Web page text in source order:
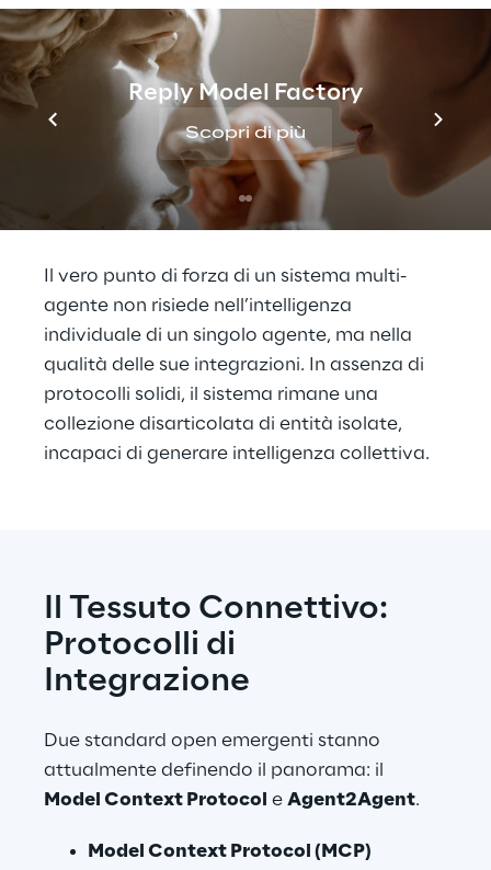
Reply Model Factory
Scopri di più
Un sistema multi-agente concepito in
questo modo è più di una semplice
aggregazione di entità indipendenti: è un
ecosistema integrato in cui cooperazione,
negoziazione, comunicazione e
apprendimento collettivo consentono di
affrontare problemi complessi e dinamici.
Il vero punto di forza di un sistema multi-
agente non risiede nell’intelligenza
individuale di un singolo agente, ma nella
qualità delle sue integrazioni. In assenza di
protocolli solidi, il sistema rimane una
collezione disarticolata di entità isolate,
incapaci di generare intelligenza collettiva.
Il Tessuto Connettivo:
Protocolli di
Integrazione
Due standard open emergenti stanno
attualmente definendo il panorama: il
Model Context Protocol e Agent2Agent.
Model Context Protocol (MCP)